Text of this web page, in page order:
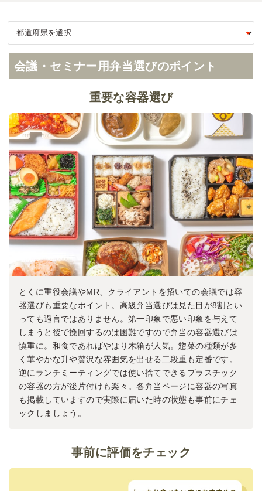
会議・セミナー用弁当選びのポイント
重要な容器選び
とくに重役会議やMR、クライアントを招いての会議では容
器選びも重要なポイント。高級弁当選びは見た目が8割とい
っても過言ではありません。第一印象で悪い印象を与えて
しまうと後で挽回するのは困難ですので弁当の容器選びは
慎重に。和食であればやはり木箱が人気。惣菜の種類が多
く華やかな升や贅沢な雰囲気を出せる二段重も定番です。
逆にランチミーティングでは使い捨てできるプラスチック
の容器の方が後片付けも楽々。各弁当ページに容器の写真
も掲載していますので実際に届いた時の状態も事前にチェ
ックしましょう。
事前に評価をチェック